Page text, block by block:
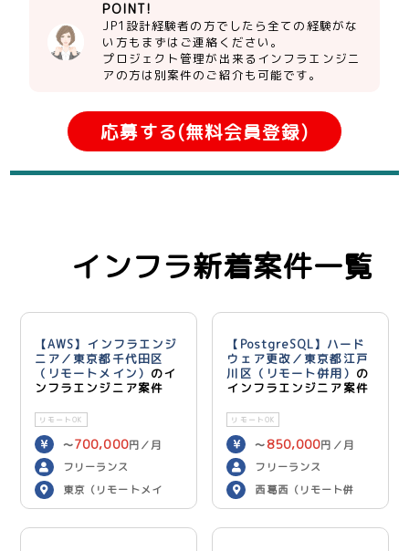
POINT!
JP1設計経験者の方でしたら全ての経験がな
い方もまずはご連絡ください。
プロジェクト管理が出来るインフラエンジニ
アの方は別案件のご紹介も可能です。
応募する(無料会員登録)
インフラ新着案件一覧
【AWS】インフラエンジ
ニア／東京都千代田区
（リモートメイン） のイ
ンフラエンジニア案件
リモートOK
〜700,000円／月
フリーランス
東京（リモートメイ
ン）
【PostgreSQL】ハード
ウェア更改／東京都江戸
川区（リモート併用） の
インフラエンジニア案件
リモートOK
〜 850,000円／月
フリーランス
西葛西（リモート併
用）